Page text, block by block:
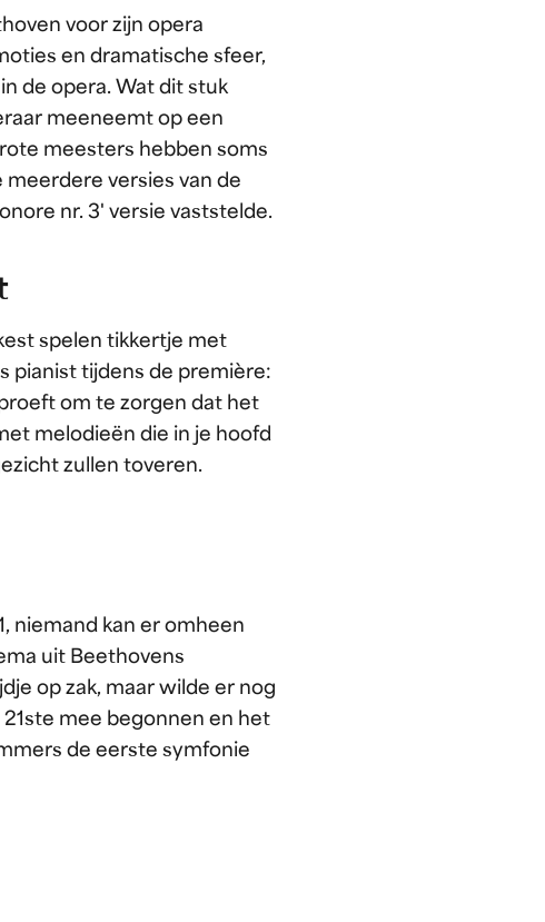
voor zijn opera
en dramatische sfeer,
de opera. Wat dit stuk
meeneemt op een
meesters hebben soms
versies van de
nr. 3' versie vaststelde.
spelen tikkertje met
pianist tijdens de première:
om te zorgen dat het
melodieën die in je hoofd
zullen toveren.
niemand kan er omheen
uit Beethovens
op zak, maar wilde er nog
mee begonnen en het
de eerste symfonie